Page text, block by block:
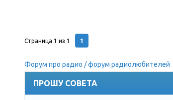
Страница 1 из 1 1
Форум про радио / форум радиолюбителей
ПРОШУ СОВЕТА